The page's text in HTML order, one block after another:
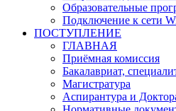
Образовательные
Подключение к сети
ПОСТУПЛЕНИЕ
ГЛАВНАЯ
Приёмная комиссия
Бакалавриат,
Магистратура
Аспирантура и